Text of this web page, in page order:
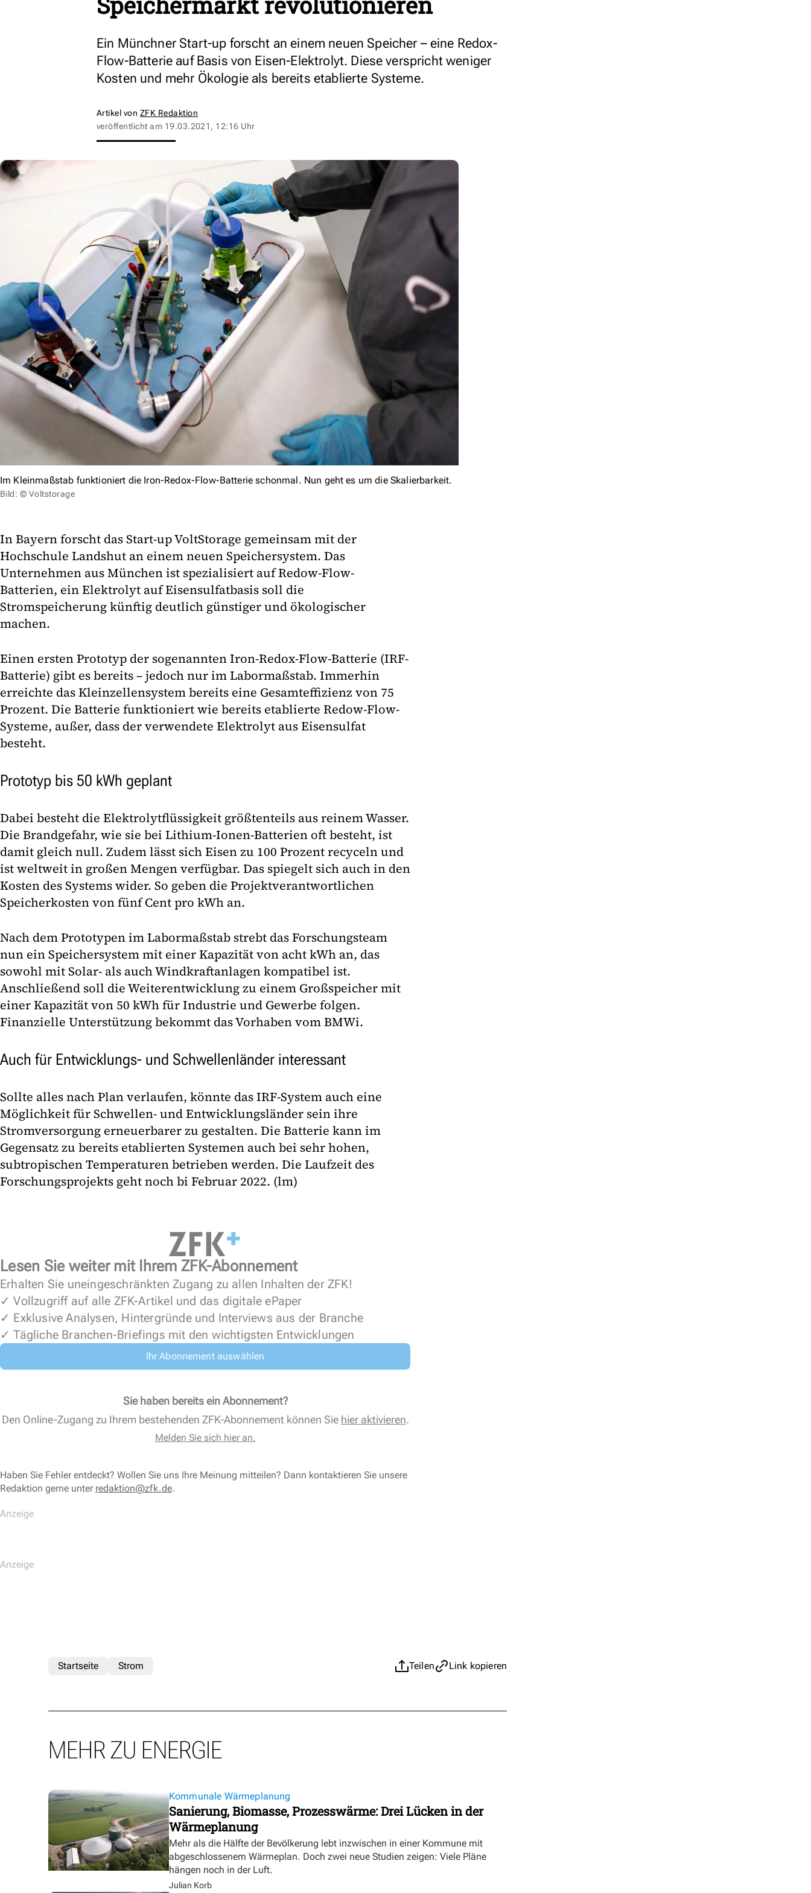
Ein Münchner Start-up forscht an einem neuen Speicher – eine Redox-
Flow-Batterie auf Basis von Eisen-Elektrolyt. Diese verspricht weniger
Kosten und mehr Ökologie als bereits etablierte Systeme.
Artikel von ZFK Redaktion
veröffentlicht am 19.03.2021, 12:16 Uhr
Im Kleinmaßstab funktioniert die Iron-Redox-Flow-Batterie schonmal. Nun geht es um die Skalierbarkeit.
Bild: © Voltstorage
In Bayern forscht das Start-up VoltStorage gemeinsam mit der
Hochschule Landshut an einem neuen Speichersystem. Das
Unternehmen aus München ist spezialisiert auf Redow-Flow-
Batterien, ein Elektrolyt auf Eisensulfatbasis soll die
Stromspeicherung künftig deutlich günstiger und ökologischer
machen.
Einen ersten Prototyp der sogenannten Iron-Redox-Flow-Batterie (IRF-
Batterie) gibt es bereits – jedoch nur im Labormaßstab. Immerhin
erreichte das Kleinzellensystem bereits eine Gesamteffizienz von 75
Prozent. Die Batterie funktioniert wie bereits etablierte Redow-Flow-
Systeme, außer, dass der verwendete Elektrolyt aus Eisensulfat
besteht.
Prototyp bis 50 kWh geplant
Dabei besteht die Elektrolytflüssigkeit größtenteils aus reinem Wasser.
Die Brandgefahr, wie sie bei Lithium-Ionen-Batterien oft besteht, ist
damit gleich null. Zudem lässt sich Eisen zu 100 Prozent recyceln und
ist weltweit in großen Mengen verfügbar. Das spiegelt sich auch in den
Kosten des Systems wider. So geben die Projektverantwortlichen
Speicherkosten von fünf Cent pro kWh an.
Nach dem Prototypen im Labormaßstab strebt das Forschungsteam
nun ein Speichersystem mit einer Kapazität von acht kWh an, das
sowohl mit Solar- als auch Windkraftanlagen kompatibel ist.
Anschließend soll die Weiterentwicklung zu einem Großspeicher mit
einer Kapazität von 50 kWh für Industrie und Gewerbe folgen.
Finanzielle Unterstützung bekommt das Vorhaben vom BMWi.
Auch für Entwicklungs- und Schwellenländer interessant
Sollte alles nach Plan verlaufen, könnte das IRF-System auch eine
Möglichkeit für Schwellen- und Entwicklungsländer sein ihre
Stromversorgung erneuerbarer zu gestalten. Die Batterie kann im
Gegensatz zu bereits etablierten Systemen auch bei sehr hohen,
subtropischen Temperaturen betrieben werden. Die Laufzeit des
Forschungsprojekts geht noch bi Februar 2022. (lm)
Lesen Sie weiter mit Ihrem ZFK-Abonnement
Erhalten Sie uneingeschränkten Zugang zu allen Inhalten der ZFK!
✓ Vollzugriff auf alle ZFK-Artikel und das digitale ePaper
✓ Exklusive Analysen, Hintergründe und Interviews aus der Branche
✓ Tägliche Branchen-Briefings mit den wichtigsten Entwicklungen
Ihr Abonnement auswählen
Sie haben bereits ein Abonnement?
Den Online-Zugang zu Ihrem bestehenden ZFK-Abonnement können Sie hier aktivieren.
Melden Sie sich hier an.
Haben Sie Fehler entdeckt? Wollen Sie uns Ihre Meinung mitteilen? Dann kontaktieren Sie unsere
Redaktion gerne unter redaktion@zfk.de.
Teilen Link kopieren
Startseite Strom
MEHR ZU ENERGIE
Kommunale Wärmeplanung
Sanierung, Biomasse, Prozesswärme: Drei Lücken in der
Wärmeplanung
Mehr als die Hälfte der Bevölkerung lebt inzwischen in einer Kommune mit
abgeschlossenem Wärmeplan. Doch zwei neue Studien zeigen: Viele Pläne
hängen noch in der Luft.
Julian Korb